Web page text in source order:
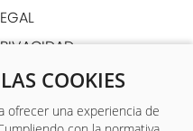
COOKIES
ofrecer una experiencia de